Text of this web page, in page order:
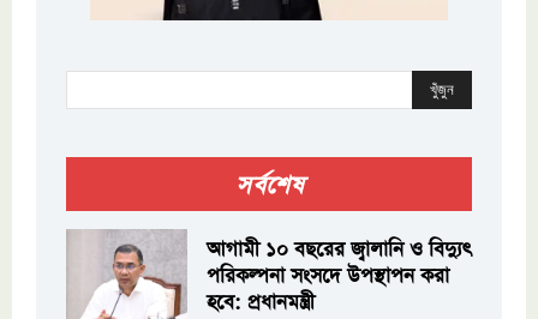
খুঁজুন
সর্বশেষ
আগামী ১০ বছরের জ্বালানি ও বিদ্যুৎ
পরিকল্পনা সংসদে উপস্থাপন করা
হবে: প্রধানমন্ত্রী